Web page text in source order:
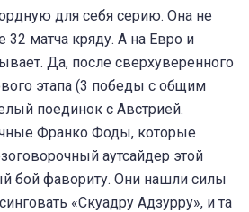
для себя серию. Она не
32 матча кряду. А на Евро и
Да, после сверхуверенного
этапа (3 победы с общим
поединок с Австрией.
Франко Фоды, которые
аутсайдер этой
бой фавориту. Они нашли силы
«Скуадру Адзурру», и та